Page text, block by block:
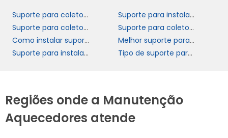
Suporte para coletor solar
Suporte para instalação de coletor solar
Suporte para coletor solar de teto
Suporte para coletor solar horizontal
Como instalar suporte para coletor solar
Melhor suporte para coletor solar
Suporte para instalação de coletor solar eficiente
Tipo de suporte para coletor solar residencial
Regiões onde a Manutenção
Aquecedores atende